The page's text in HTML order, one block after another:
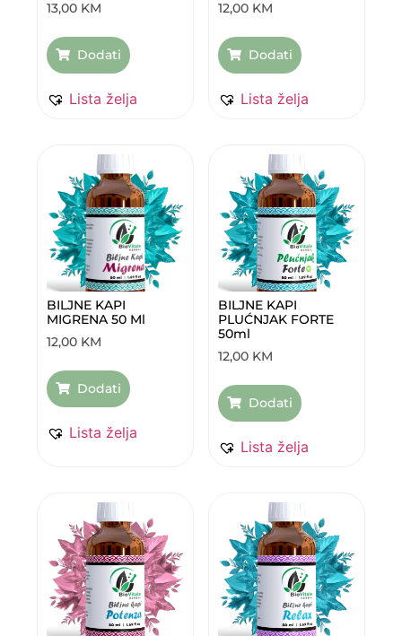
13,00 KM
Dodati
Lista želja
12,00 KM
Dodati
Lista želja
BILJNE KAPI
MIGRENA 50 Ml
12,00 KM
Dodati
Lista želja
BILJNE KAPI
PLUĆNJAK FORTE
50ml
12,00 KM
Dodati
Lista želja